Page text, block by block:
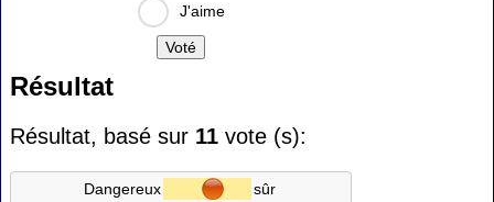
J'aime
Résultat
Résultat, basé sur 11 vote (s):
Dangereux
sûr